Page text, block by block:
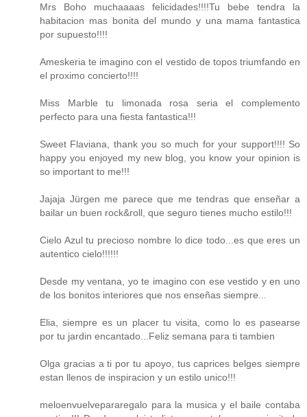
Mrs Boho muchaaaas felicidades!!!!Tu bebe tendra la
habitacion mas bonita del mundo y una mama fantastica
por supuesto!!!!
Ameskeria te imagino con el vestido de topos triumfando en
el proximo concierto!!!!
Miss Marble tu limonada rosa seria el complemento
perfecto para una fiesta fantastica!!!
Sweet Flaviana, thank you so much for your support!!!! So
happy you enjoyed my new blog, you know your opinion is
so important to me!!!
Jajaja Jürgen me parece que me tendras que enseñar a
bailar un buen rock&roll, que seguro tienes mucho estilo!!!
Cielo Azul tu precioso nombre lo dice todo...es que eres un
autentico cielo!!!!!!
Desde my ventana, yo te imagino con ese vestido y en uno
de los bonitos interiores que nos enseñas siempre...
Elia, siempre es un placer tu visita, como lo es pasearse
por tu jardin encantado...Feliz semana para ti tambien
Olga gracias a ti por tu apoyo, tus caprices belges siempre
estan llenos de inspiracion y un estilo unico!!!
meloenvuelvepararegalo para la musica y el baile contaba